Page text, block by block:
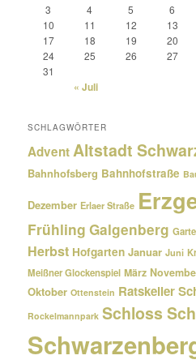
3
4 5 6
10
11 12 13
17
18 19 20
24
25 26 27
31
« Juli
SCHLAGWÖRTER
AdventAltstadt
Bahnhofsberg Bahnhofstraße
Dezember Erlaer Straße
Frühling Galgenberg
Herbst Hofgarten Januar Juni
Meißner Glockenspiel März
Oktober Ottenstein Ratskeller
Rockelmannpark Schloss